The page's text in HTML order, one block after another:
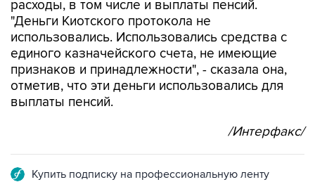
расходы, в том числе и выплаты пенсий.
"Деньги Киотского протокола не
использовались. Использовались средства с
единого казначейского счета, не имеющие
признаков и принадлежности", - сказала она,
отметив, что эти деньги использовались для
выплаты пенсий.
/Интерфакс/
Купить подписку на профессиональную ленту